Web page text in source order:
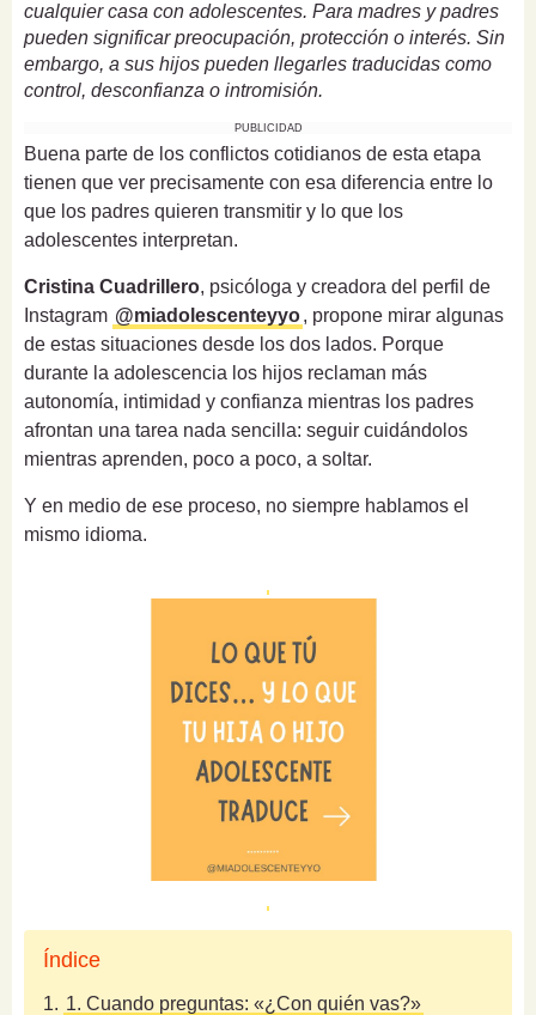
cualquier casa con adolescentes. Para madres y padres
pueden significar preocupación, protección o interés. Sin
embargo, a sus hijos pueden llegarles traducidas como
control, desconfianza o intromisión.
PUBLICIDAD
Buena parte de los conflictos cotidianos de esta etapa
tienen que ver precisamente con esa diferencia entre lo
que los padres quieren transmitir y lo que los
adolescentes interpretan.
Cristina Cuadrillero, psicóloga y creadora del perfil de
Instagram @miadolescenteyyo, propone mirar algunas
de estas situaciones desde los dos lados. Porque
durante la adolescencia los hijos reclaman más
autonomía, intimidad y confianza mientras los padres
afrontan una tarea nada sencilla: seguir cuidándolos
mientras aprenden, poco a poco, a soltar.
Y en medio de ese proceso, no siempre hablamos el
mismo idioma.
Índice
1. 1. Cuando preguntas: «¿Con quién vas?»